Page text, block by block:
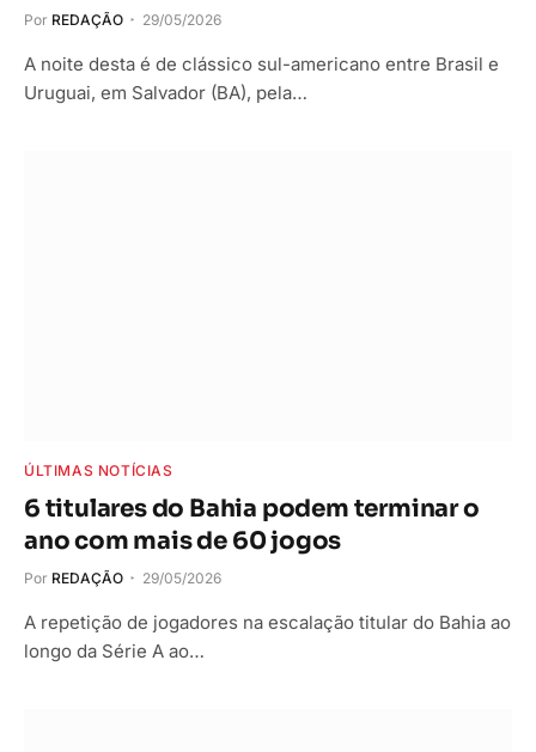
Por REDAÇÃO 29/05/2026
A noite desta é de clássico sul-americano entre Brasil e
Uruguai, em Salvador (BA), pela…
ÚLTIMAS NOTÍCIAS
6 titulares do Bahia podem terminar o
ano com mais de 60 jogos
Por REDAÇÃO 29/05/2026
A repetição de jogadores na escalação titular do Bahia ao
longo da Série A ao…